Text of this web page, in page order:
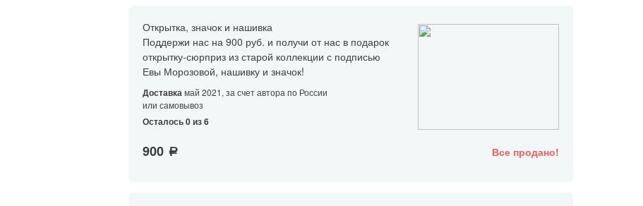
Открытка, значок и нашивка
Поддержи нас на 900 руб. и получи от нас в подарок
открытку-сюрприз из старой коллекции с подписью
Евы Морозовой, нашивку и значок!
Доставкамай 2021, за счет автора по России
или самовывоз
Осталось 0 из 6
900 a Все продано!